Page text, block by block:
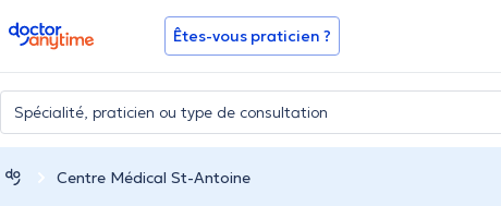
doctoranytime Êtes-vous praticien ?
Centre Médical St-Antoine